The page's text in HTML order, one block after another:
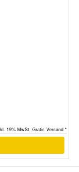
19% MwSt. Gratis Versand *